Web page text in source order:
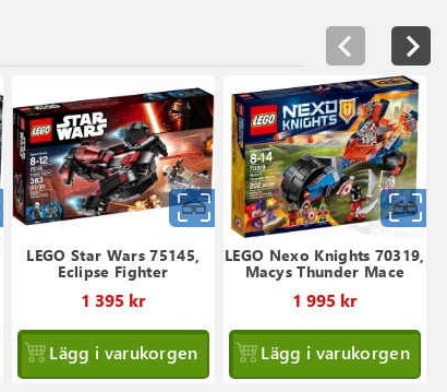
Snabbvy
Snabbvy
LEGO Star Wars 75145,
Eclipse Fighter
1 395 kr
Lägg i varukorgen
LEGO Nexo Knights 70319,
Macys Thunder Mace
1 995 kr
Lägg i varukorgen